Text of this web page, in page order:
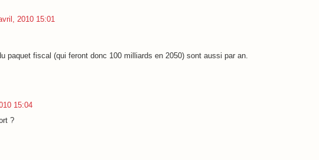
2010 15:01
paquet fiscal (qui feront donc 100 milliards en 2050) sont aussi par an.
15:04
?